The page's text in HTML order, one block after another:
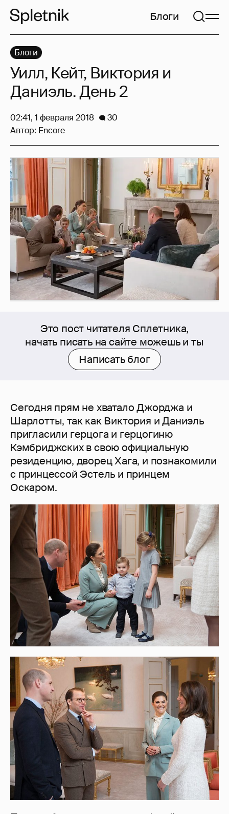
Блоги
Это пост читателя Сплетника,
начать писать на сайте можешь и ты
Написать блог
Сегодня прям не хватало Джорджа и
Шарлотты, так как Виктория и Даниэль
пригласили герцога и герцогиню
Кэмбриджских в свою официальную
резиденцию, дворец Хага, и познакомили
с принцессой Эстель и принцем
Оскаром.
Блоги
Уилл, Кейт, Виктория и
Даниэль. День 2
02:41, 1 февраля 2018
30
Автор: Encore